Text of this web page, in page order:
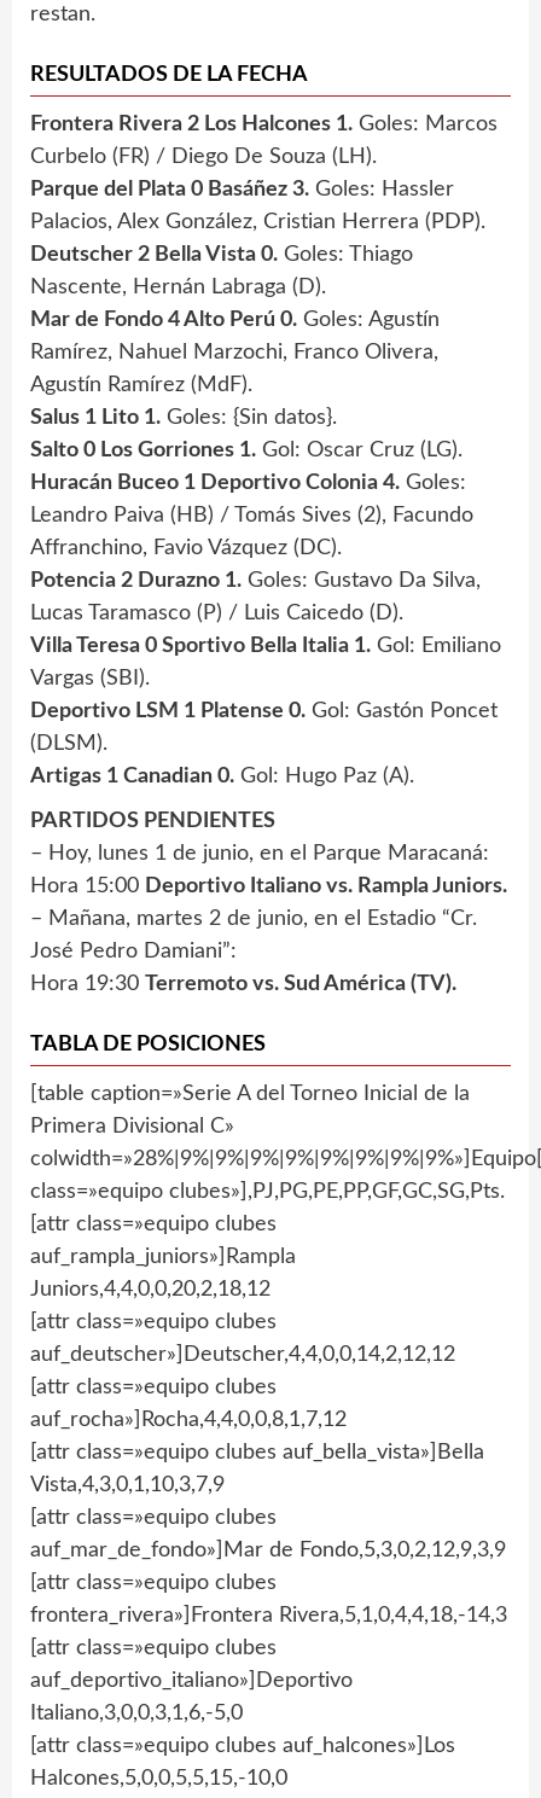
restan.
RESULTADOS DE LA FECHA
Frontera Rivera 2 Los Halcones 1. Goles: Marcos
Curbelo (FR) / Diego De Souza (LH).
Parque del Plata 0 Basáñez 3. Goles: Hassler
Palacios, Alex González, Cristian Herrera (PDP).
Deutscher 2 Bella Vista 0. Goles: Thiago
Nascente, Hernán Labraga (D).
Mar de Fondo 4 Alto Perú 0. Goles: Agustín
Ramírez, Nahuel Marzochi, Franco Olivera,
Agustín Ramírez (MdF).
Salus 1 Lito 1. Goles: {Sin datos}.
Salto 0 Los Gorriones 1. Gol: Oscar Cruz (LG).
Huracán Buceo 1 Deportivo Colonia 4. Goles:
Leandro Paiva (HB) / Tomás Sives (2), Facundo
Affranchino, Favio Vázquez (DC).
Potencia 2 Durazno 1. Goles: Gustavo Da Silva,
Lucas Taramasco (P) / Luis Caicedo (D).
Villa Teresa 0 Sportivo Bella Italia 1. Gol: Emiliano
Vargas (SBI).
Deportivo LSM 1 Platense 0. Gol: Gastón Poncet
(DLSM).
Artigas 1 Canadian 0. Gol: Hugo Paz (A).
PARTIDOS PENDIENTES
– Hoy, lunes 1 de junio, en el Parque Maracaná:
Hora 15:00 Deportivo Italiano vs. Rampla Juniors.
– Mañana, martes 2 de junio, en el Estadio “Cr.
José Pedro Damiani”:
Hora 19:30 Terremoto vs. Sud América (TV).
TABLA DE POSICIONES
[table caption=»Serie A del Torneo Inicial de la
Primera Divisional C»
class=»equipo clubes»],PJ,PG,PE,PP,GF,GC,SG,Pts.
[attr class=»equipo clubes
auf_rampla_juniors»]Rampla
Juniors,4,4,0,0,20,2,18,12
[attr class=»equipo clubes
auf_deutscher»]Deutscher,4,4,0,0,14,2,12,12
[attr class=»equipo clubes
auf_rocha»]Rocha,4,4,0,0,8,1,7,12
[attr class=»equipo clubes auf_bella_vista»]Bella
Vista,4,3,0,1,10,3,7,9
[attr class=»equipo clubes
auf_mar_de_fondo»]Mar de Fondo,5,3,0,2,12,9,3,9
[attr class=»equipo clubes
frontera_rivera»]Frontera Rivera,5,1,0,4,4,18,-14,3
[attr class=»equipo clubes
auf_deportivo_italiano»]Deportivo
Italiano,3,0,0,3,1,6,-5,0
[attr class=»equipo clubes auf_halcones»]Los
Halcones,5,0,0,5,5,15,-10,0